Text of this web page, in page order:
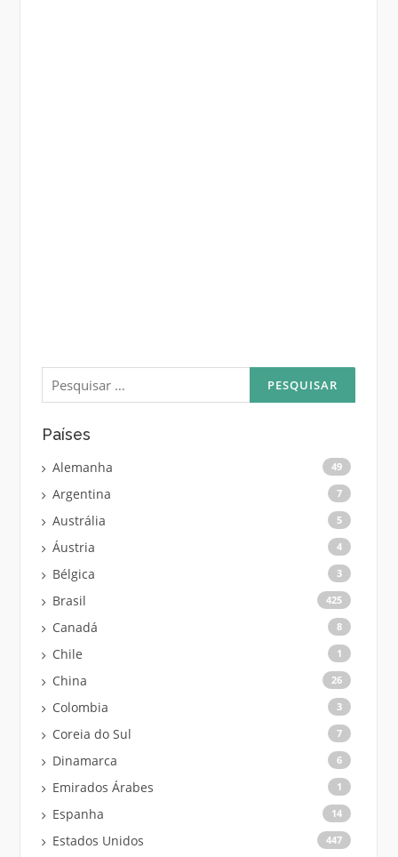
Pesquisar
por:
Países
Alemanha 49
Argentina 7
Austrália 5
Áustria 4
Bélgica 3
Brasil 425
Canadá 8
Chile 1
China 26
Colombia 3
Coreia do Sul 7
Dinamarca 6
Emirados Árabes 1
Espanha 14
Estados Unidos 447